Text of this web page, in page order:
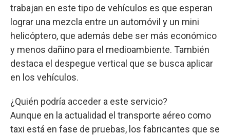
trabajan en este tipo de vehículos es que esperan
lograr una mezcla entre un automóvil y un mini
helicóptero, que además debe ser más económico
y menos dañino para el medioambiente. También
destaca el despegue vertical que se busca aplicar
en los vehículos.
¿Quién podría acceder a este servicio?
Aunque en la actualidad el transporte aéreo como
taxi está en fase de pruebas, los fabricantes que se